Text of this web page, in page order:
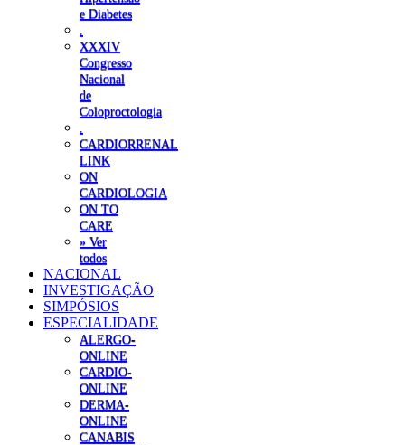
e Diabetes
XXXIV
Congresso
Nacional
de
Coloproctologia
CARDIORRENAL
LINK
ON
CARDIOLOGIA
ON TO
CARE
» Ver
todos
NACIONAL
INVESTIGAÇÃO
SIMPÓSIOS
ESPECIALIDADE
ALERGO-
ONLINE
CARDIO-
ONLINE
DERMA-
ONLINE
CANABIS